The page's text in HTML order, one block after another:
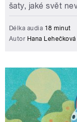
šaty, jaké svět
Délka audia 18 minut
Autor Hana Lehečková